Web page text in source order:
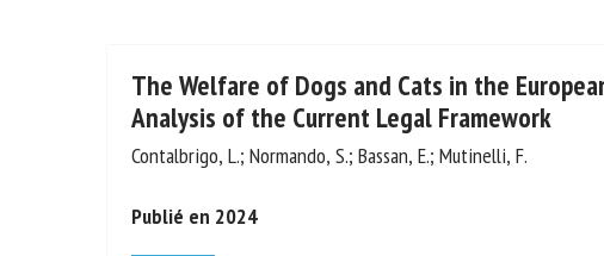
The Welfare of Dogs and Cats in the
Analysis of the Current Legal Framework
Contalbrigo, L.; Normando, S.; Bassan, E.; Mutinelli, F.
Publié en 2024
Veuillez